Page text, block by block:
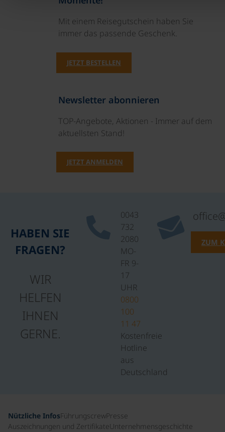
Mit einem Reisegutschein haben Sie
immer das passende Geschenk.
JETZT BESTELLEN
Newsletter abonnieren
TOP-Angebote, Aktionen - Immer auf dem
aktuellsten Stand!
JETZT ANMELDEN
HABEN SIE
FRAGEN?
WIR
HELFEN
IHNEN
GERNE.
0043
732
2080
MO-
FR 9-
17
UHR
0800
100
11 47
Kostenfreie
Hotline
aus
Deutschland
ZUM
Nützliche InfosFührungscrewPresse
Auszeichnungen und ZertifikateUnternehmensgeschichte